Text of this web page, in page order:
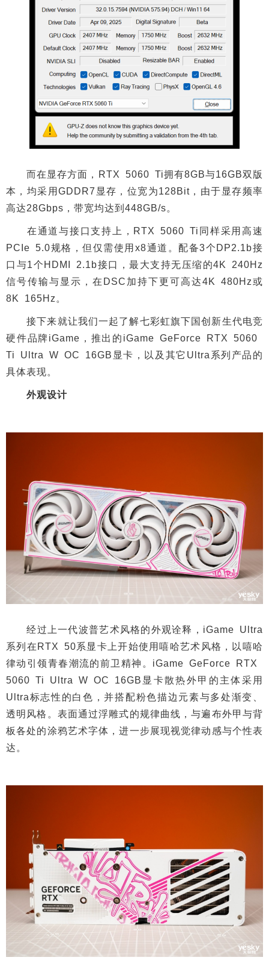
而在显存方面，RTX 5060 Ti拥有8GB与16GB双版
本，均采用GDDR7显存，位宽为128Bit，由于显存频率
高达28Gbps，带宽均达到448GB/s。
在通道与接口支持上，RTX 5060 Ti同样采用高速
PCIe 5.0规格，但仅需使用x8通道。配备3个DP2.1b接
口与1个HDMI 2.1b接口，最大支持无压缩的4K 240Hz
信号传输与显示，在DSC加持下更可高达4K 480Hz或
8K 165Hz。
接下来就让我们一起了解七彩虹旗下国创新生代电竞
硬件品牌iGame，推出的iGame GeForce RTX 5060
Ti Ultra W OC 16GB显卡，以及其它Ultra系列产品的
具体表现。
外观设计
经过上一代波普艺术风格的外观诠释，iGame Ultra
系列在RTX 50系显卡上开始使用嘻哈艺术风格，以嘻哈
律动引领青春潮流的前卫精神。iGame GeForce RTX
5060 Ti Ultra W OC 16GB显卡散热外甲的主体采用
Ultra标志性的白色，并搭配粉色描边元素与多处渐变、
透明风格。表面通过浮雕式的规律曲线，与遍布外甲与背
板各处的涂鸦艺术字体，进一步展现视觉律动感与个性表
达。